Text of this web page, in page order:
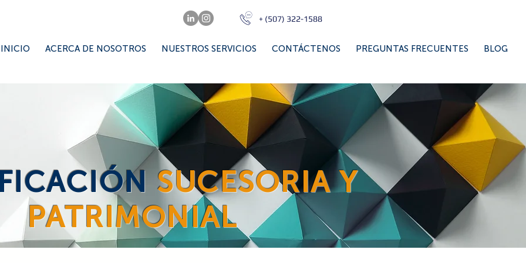
+ (507) 322-1588
INICIO ACERCA DE NOSOTROS NUESTROS SERVICIOS CONTÁCTENOS PREGUNTAS FRECUENTES BLOG
SUCESORIA Y
PATRIMONIAL